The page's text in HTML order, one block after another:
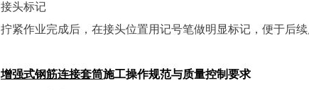
接头标记
拧紧作业完成后，在接头位置用记号笔做明显标记，便于后
增强式钢筋连接套筒施工操作规范与质量控制要求